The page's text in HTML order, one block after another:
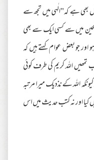
بھی ہے کہ"الٰہی میں تجھ سے
میں سے کسی ایک سے بھی
اور جو بعض عوام کہتے ہیں کہ
اللہ کریم کی طرف کوئی
اللہ کے نذدیک میرا مرتبہ
اور نہ کتب حدیث میں اس